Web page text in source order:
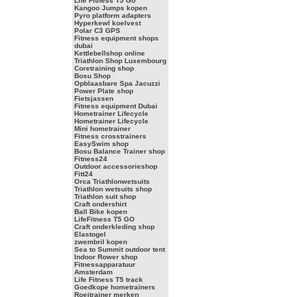
Kangoo Jumps kopen
Pyro platform adapters
Hyperkewl koelvest
Polar C3 GPS
Fitness equipment shops
dubai
Kettlebellshop online
Triathlon Shop Luxembourg
Coretraining shop
Bosu Shop
Opblaasbare Spa Jacuzzi
Power Plate shop
Fietsjassen
Fitness equipment Dubai
Hometrainer Lifecycle
Hometrainer Lifecycle
Mini hometrainer
Fitness crosstrainers
EasySwim shop
Bosu Balance Trainer shop
Fitness24
Outdoor accessorieshop
Fitt24
Orca Triathlonwetsuits
Triathlon wetsuits shop
Triathlon suit shop
Craft ondershirt
Ball Bike kopen
LifeFitness T5 GO
Craft onderkleding shop
Elastogel
zwembril kopen
Sea to Summit outdoor tent
Indoor Rower shop
Fitnessapparatuur
Amsterdam
Life Fitness T5 track
Goedkope hometrainers
Roeitrainer merken